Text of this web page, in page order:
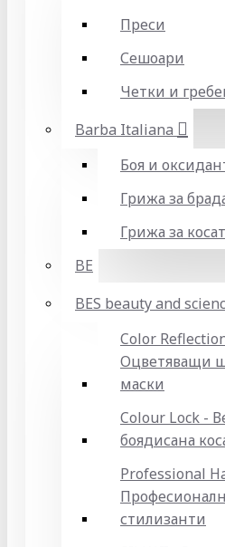
Преси
Сешоари
Четки и
Barba Italiana
Боя и
Грижа за
Грижа за
BE
BES beauty and
Color
Оцветяващи
маски
Colour Lock -
боядисана
Professional
стилизанти